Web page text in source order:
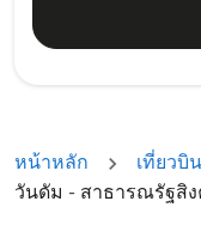
หน้าหลัก เที่ยวบิน
วันดัม - สาธารณรัฐสิง